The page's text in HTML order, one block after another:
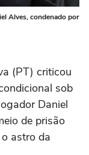
Alves, condenado por
(PT) criticou
sob
Daniel
de prisão
astro da